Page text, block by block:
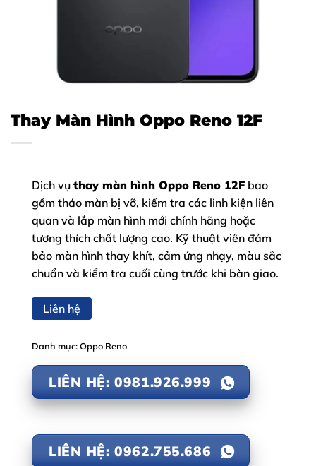
Thay Màn Hình Oppo Reno 12F
Dịch vụ thay màn hình Oppo Reno 12F bao
gồm tháo màn bị vỡ, kiểm tra các linh kiện liên
quan và lắp màn hình mới chính hãng hoặc
tương thích chất lượng cao. Kỹ thuật viên đảm
bảo màn hình thay khít, cảm ứng nhạy, màu sắc
chuẩn và kiểm tra cuối cùng trước khi bàn giao.
Liên hệ
Danh mục:Oppo Reno
LIÊN HỆ: 0981.926.999
LIÊN HỆ: 0962.755.686